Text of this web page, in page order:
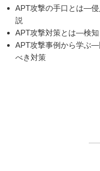
APT攻撃の手口とは―
説
APT攻撃対策とは―検
APT攻撃事例から学ぶ―
べき対策